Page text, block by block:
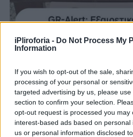
iPliroforia - Do Not Process My
Information
If you wish to opt-out of the sale,
processing of your personal or
targeted advertising by us, please
section to confirm your selection.
opt-out request is processed you may
interest-based ads based on
us or personal information disclosed